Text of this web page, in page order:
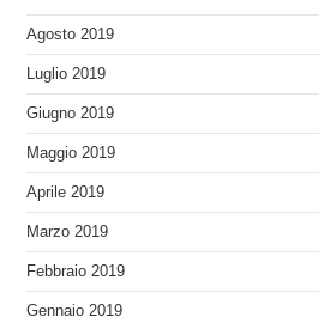
Agosto 2019
Luglio 2019
Giugno 2019
Maggio 2019
Aprile 2019
Marzo 2019
Febbraio 2019
Gennaio 2019